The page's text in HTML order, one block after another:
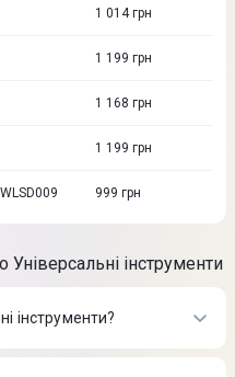
1 014грн
1 199 грн
1 168 грн
1 199 грн
999 грн
Універсальні інструменти
інструменти?